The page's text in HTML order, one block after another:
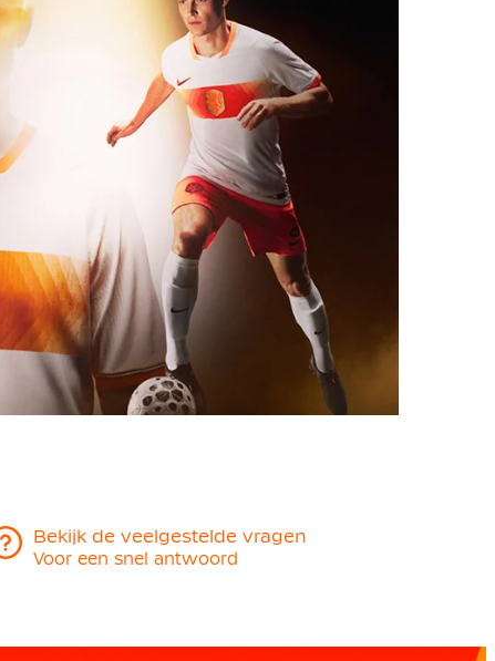
Bekijk de veelgestelde vragen
Voor een snel antwoord